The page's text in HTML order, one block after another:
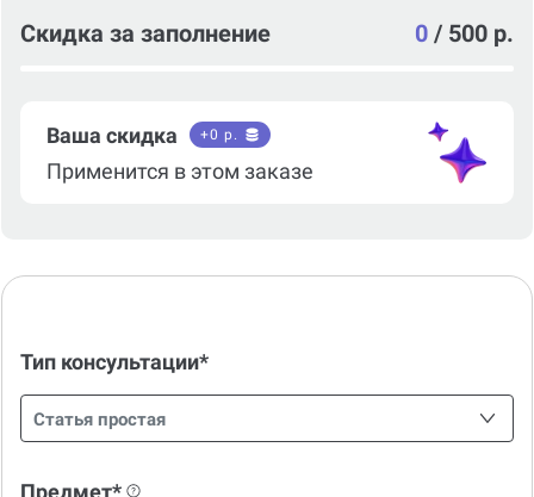
Скидка за заполнение 0 / 500 р.
Ваша скидка +0 р.
Применится в этом заказе
Тип консультации*
Статья простая
Предмет*